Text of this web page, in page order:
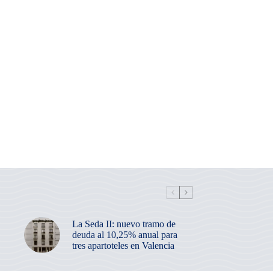
La Seda II: nuevo tramo de
deuda al 10,25% anual para
tres apartoteles en Valencia